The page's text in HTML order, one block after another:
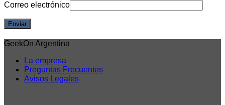
Correo electrónico
GeekOn Argentina
La empresa
Preguntas Frecuentes
Avisos Legales